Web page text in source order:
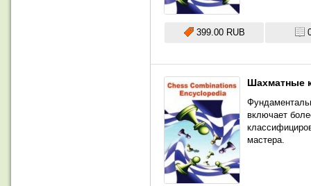
399.00 RUB
Шахматные
включает
мастера.